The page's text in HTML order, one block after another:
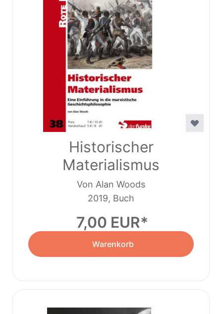
Historischer
Materialismus
Von Alan Woods
2019, Buch
7,00 EUR
Warenkorb